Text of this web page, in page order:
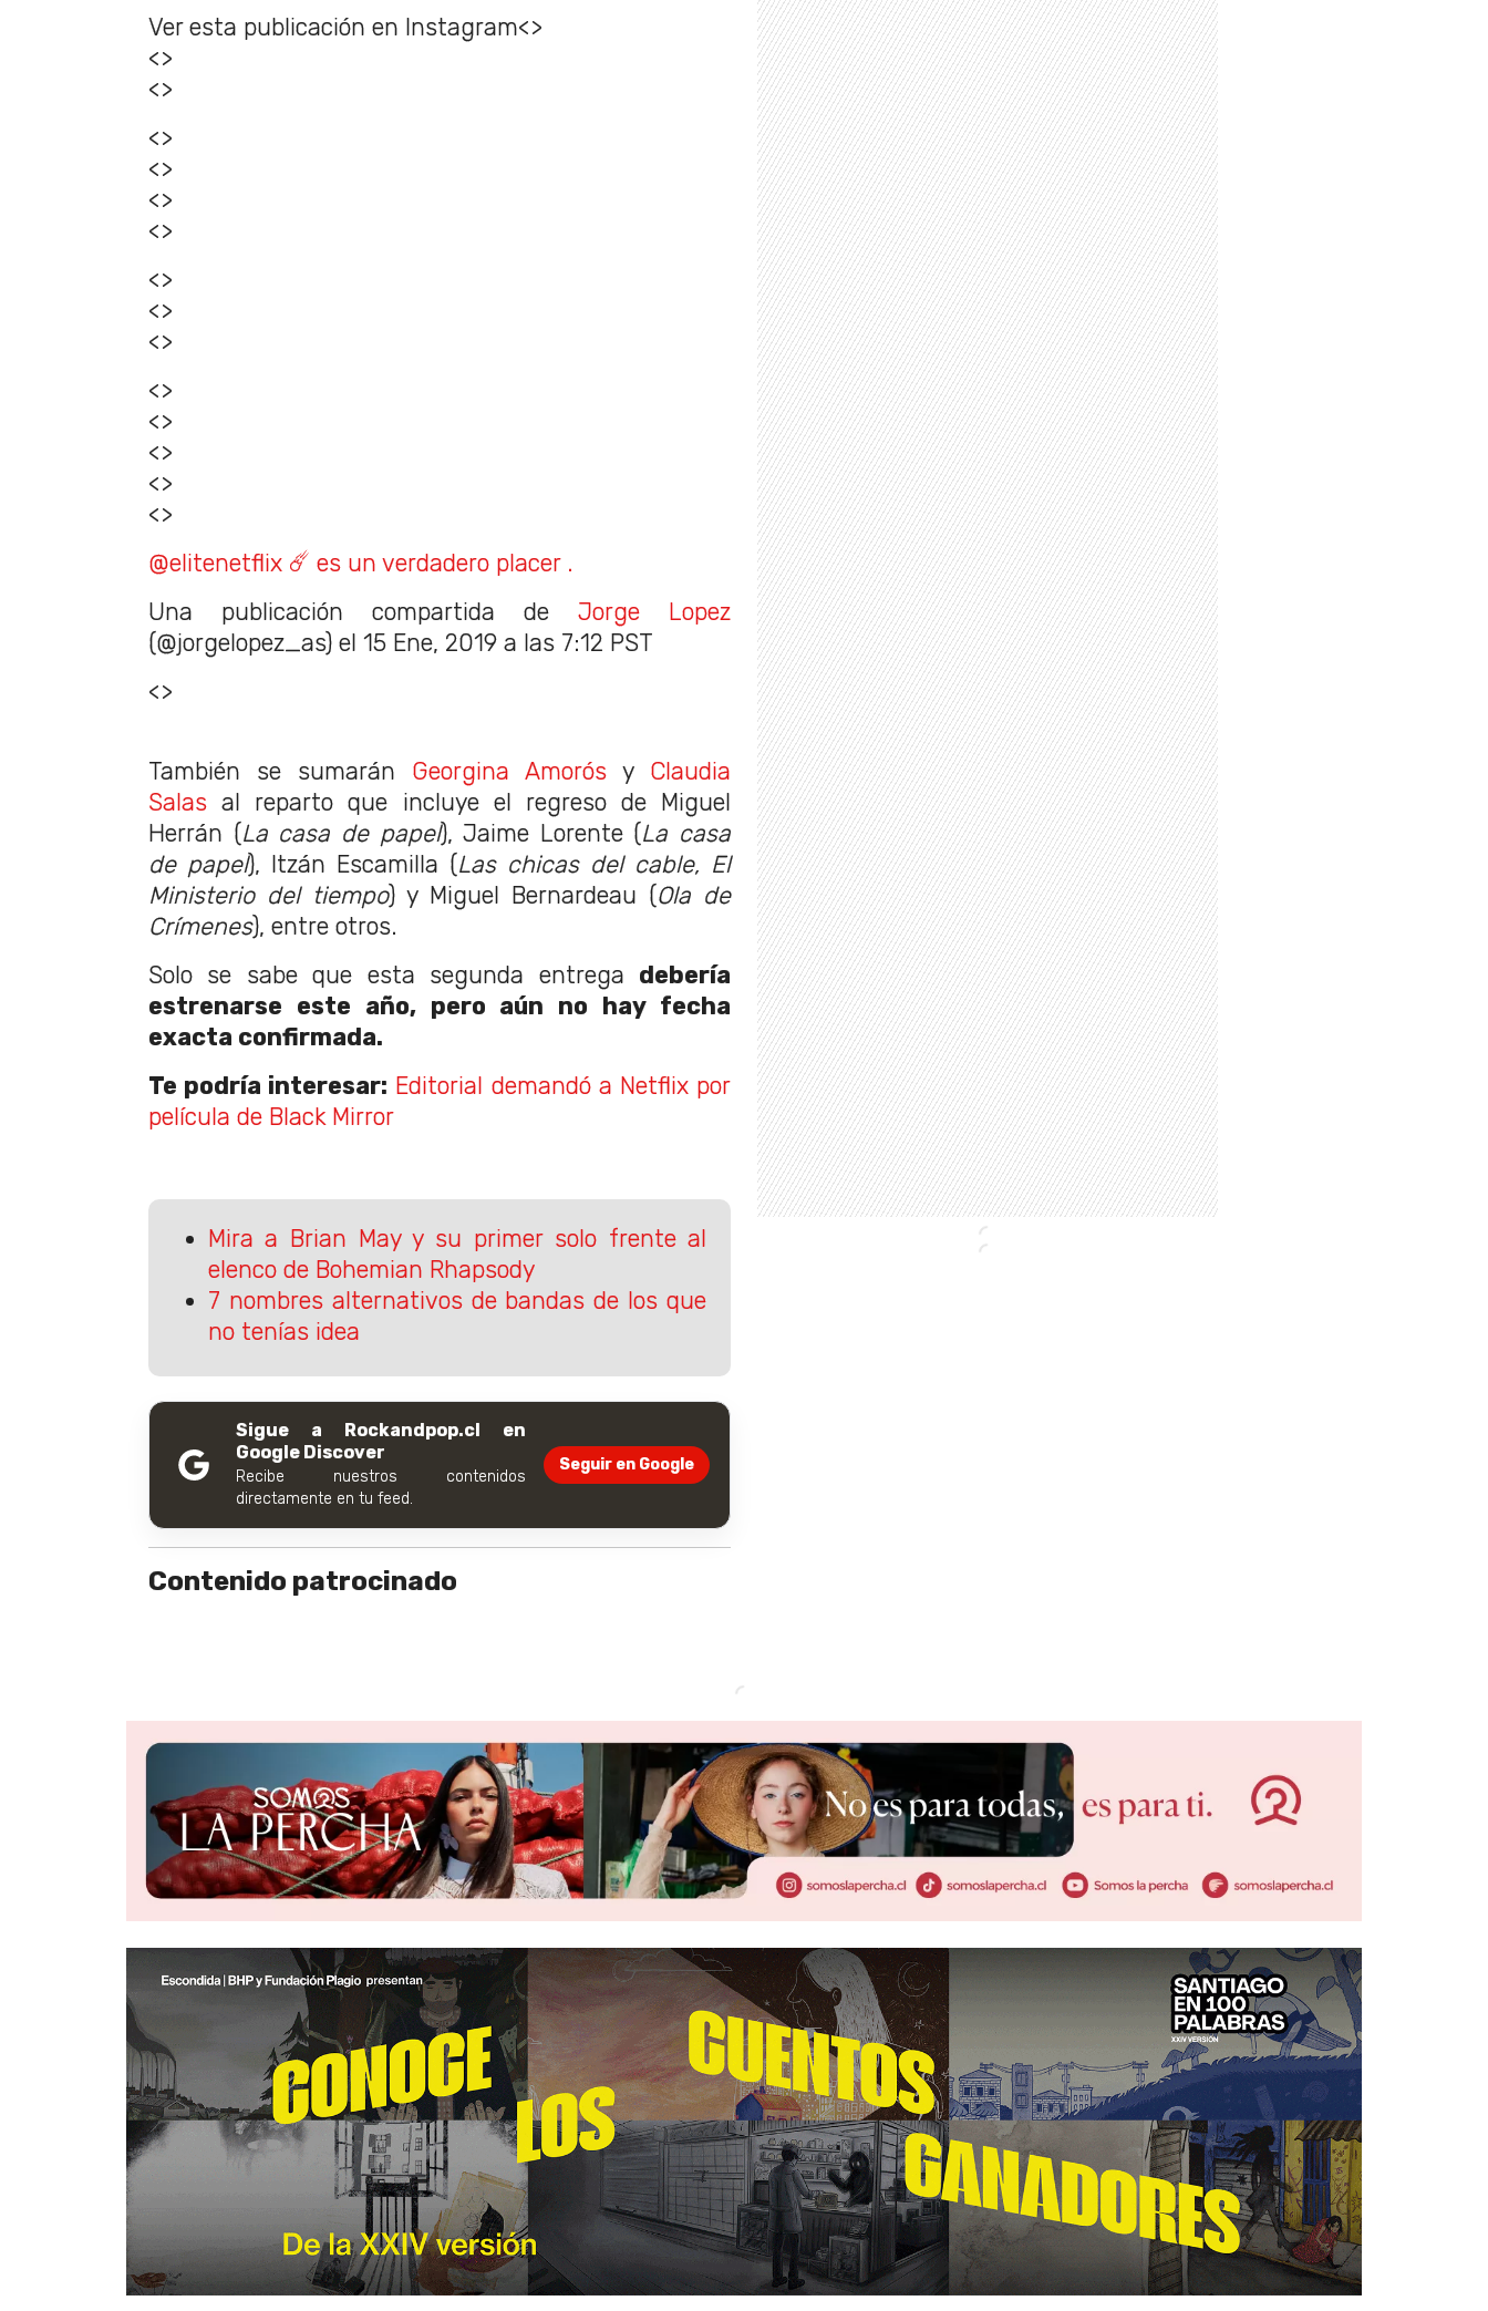
Ver esta publicación en Instagram<>
<>
<>
<>
<>
<>
<>
<>
<>
<>
<>
<>
<>
<>
<>
@elitenetflix ☄️ es un verdadero placer .
Una publicación compartida de Jorge Lopez
(@jorgelopez_as) el 15 Ene, 2019 a las 7:12 PST
<>
También se sumarán Georgina Amorós yClaudia
Salas al reparto que incluye el regreso de Miguel
Herrán (La casa de papel), Jaime Lorente (La casa
de papel), Itzán Escamilla (Las chicas del cable, El
Ministerio del tiempo) y Miguel Bernardeau (Ola de
Crímenes), entre otros.
Solo se sabe que esta segunda entrega debería
estrenarse este año, pero aún no hay fecha
exacta confirmada.
Te podría interesar: Editorial demandó a Netflix por
película de Black Mirror
Mira a Brian May y su primer solo frente al
elenco de Bohemian Rhapsody
7 nombres alternativos de bandas de los que
no tenías idea
Sigue a Rockandpop.cl en
Google Discover
Recibe nuestros contenidos
directamente en tu feed.
Seguir en Google
Contenido patrocinado